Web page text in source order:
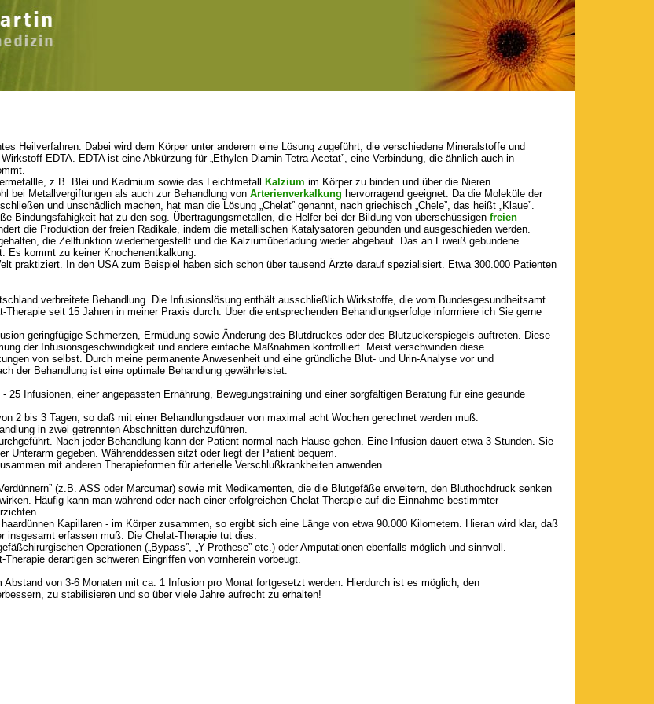
Heilverfahren. Dabei wird dem Körper unter anderem eine Lösung zugeführt, die verschiedene Mineralstoffe und
EDTA. EDTA ist eine Abkürzung für „Ethylen-Diamin-Tetra-Acetat”, eine Verbindung, die ähnlich auch in
z.B. Blei und Kadmium sowie das Leichtmetall
Kalzium im Körper zu binden und über die Nieren
bei Metallvergiftungen als auch zur Behandlung von Arterienverkalkung hervorragend geeignet. Da die Moleküle der
und unschädlich machen, hat man die Lösung „Chelat” genannt, nach griechisch „Chele”, das heißt „Klaue”.
Bindungsfähigkeit hat zu den sog. Übertragungsmetallen, die Helfer bei der Bildung von überschüssigen freien
die Produktion der freien Radikale, indem die metallischen Katalysatoren gebunden und ausgeschieden werden.
die Zellfunktion wiederhergestellt und die Kalziumüberladung wieder abgebaut. Das an Eiweiß gebundene
Es kommt zu keiner Knochenentkalkung.
praktiziert. In den USA zum Beispiel haben sich schon über tausend Ärzte darauf spezialisiert. Etwa 300.000 Patienten
verbreitete Behandlung. Die Infusionslösung enthält ausschließlich Wirkstoffe, die vom Bundesgesundheitsamt
seit 15 Jahren in meiner Praxis durch. Über die entsprechenden Behandlungserfolge informiere ich Sie gerne
geringfügige Schmerzen, Ermüdung sowie Änderung des Blutdruckes oder des Blutzuckerspiegels auftreten. Diese
der Infusionsgeschwindigkeit und andere einfache Maßnahmen kontrolliert. Meist verschwinden diese
von selbst. Durch meine permanente Anwesenheit und eine gründliche Blut- und Urin-Analyse vor und
der Behandlung ist eine optimale Behandlung gewährleistet.
25 Infusionen, einer angepassten Ernährung, Bewegungstraining und einer sorgfältigen Beratung für eine gesunde
2 bis 3 Tagen, so daß mit einer Behandlungsdauer von maximal acht Wochen gerechnet werden muß.
in zwei getrennten Abschnitten durchzuführen.
Nach jeder Behandlung kann der Patient normal nach Hause gehen. Eine Infusion dauert etwa 3 Stunden. Sie
Unterarm gegeben. Währenddessen sitzt oder liegt der Patient bequem.
mit anderen Therapieformen für arterielle Verschlußkrankheiten anwenden.
(z.B. ASS oder Marcumar) sowie mit Medikamenten, die die Blutgefäße erweitern, den Bluthochdruck senken
Häufig kann man während oder nach einer erfolgreichen Chelat-Therapie auf die Einnahme bestimmter
Kapillaren - im Körper zusammen, so ergibt sich eine Länge von etwa 90.000 Kilometern. Hieran wird klar, daß
insgesamt erfassen muß. Die Chelat-Therapie tut dies.
Operationen („Bypass”, „Y-Prothese” etc.) oder Amputationen ebenfalls möglich und sinnvoll.
derartigen schweren Eingriffen von vornherein vorbeugt.
Abstand von 3-6 Monaten mit ca. 1 Infusion pro Monat fortgesetzt werden. Hierdurch ist es möglich, den
zu stabilisieren und so über viele Jahre aufrecht zu erhalten!